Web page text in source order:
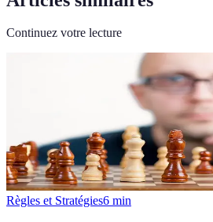
Continuez votre lecture
Règles et Stratégies6 min